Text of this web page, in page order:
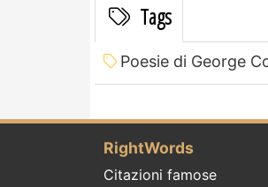
Tags
Poesie di George
RightWords
Citazioni famose